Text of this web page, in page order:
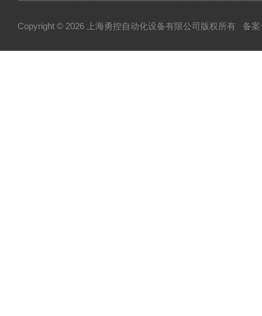
Copyright © 2026 上海勇控自动化设备有限公司版权所有 备案